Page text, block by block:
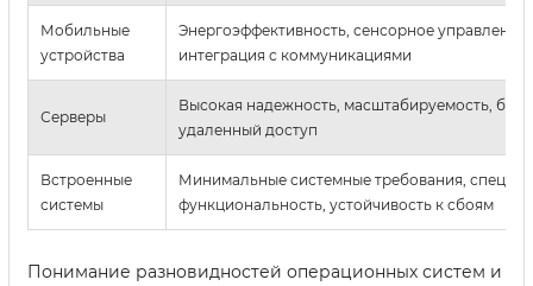
Мобильные
устройства
Энергоэффективность, сенсорное управление,
интеграция с коммуникациями
Серверы
Высокая надежность, масштабируемость,
удаленный доступ
Встроенные
системы
Минимальные системные требования,
функциональность, устойчивость к сбоям
Понимание разновидностей операционных систем и